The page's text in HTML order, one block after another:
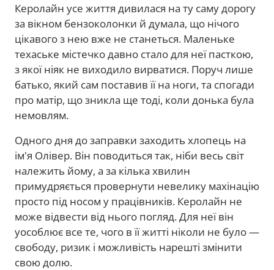
Керолайн усе життя дивилася на ту саму дорогу
за вікном бензоколонки й думала, що нічого
цікавого з нею вже не станеться. Маленьке
техаське містечко давно стало для неї пасткою,
з якої ніяк не виходило вирватися. Поруч лише
батько, який сам поставив її на ноги, та спогади
про матір, що зникла ще тоді, коли донька була
немовлям.
Одного дня до заправки заходить хлопець на
ім'я Олівер. Він поводиться так, ніби весь світ
належить йому, а за кілька хвилин
примудряється провернути невелику махінацію
просто під носом у працівників. Керолайн не
може відвести від нього погляд. Для неї він
уособлює все те, чого в її житті ніколи не було —
свободу, ризик і можливість нарешті змінити
свою долю.